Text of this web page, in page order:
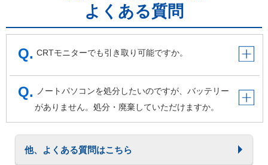
よくある質問
CRTモニターでも引き取り可能ですか。
ノートパソコンを処分したいのですが、バッテリー
がありません。処分・廃棄していただけますか。
他、よくある質問はこちら